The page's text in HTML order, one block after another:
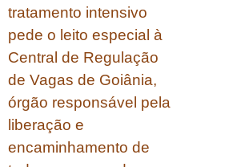
tratamento intensivo
pede o leito especial à
Central de Regulação
de Vagas de Goiânia,
órgão responsável pela
liberação e
encaminhamento de